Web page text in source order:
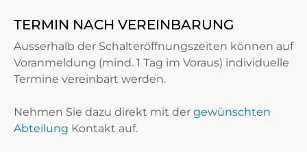
TERMIN NACH VEREINBARUNG
Ausserhalb der Schalteröffnungszeiten können auf
Voranmeldung (mind. 1 Tag im Voraus) individuelle
Termine vereinbart werden.
Nehmen Sie dazu direkt mit der gewünschten
Abteilung Kontakt auf.